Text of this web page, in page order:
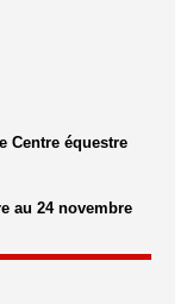
Centre équestre
au 24 novembre